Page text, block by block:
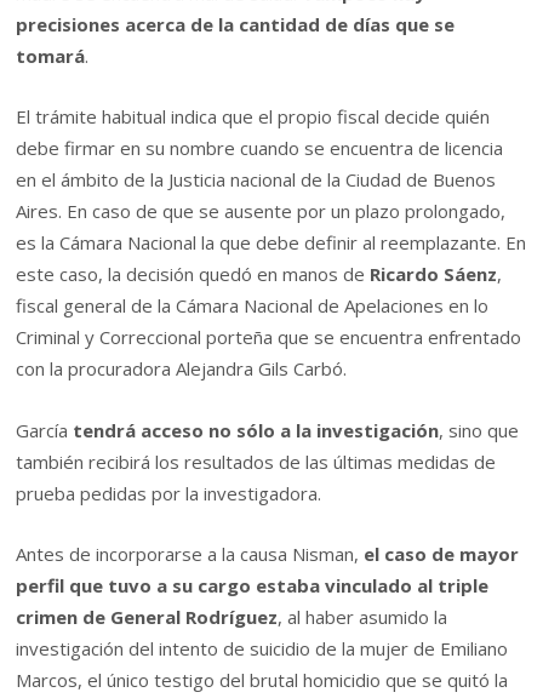
precisiones acerca de la cantidad de días que se
tomará.
El trámite habitual indica que el propio fiscal decide quién
debe firmar en su nombre cuando se encuentra de licencia
en el ámbito de la Justicia nacional de la Ciudad de Buenos
Aires. En caso de que se ausente por un plazo prolongado,
es la Cámara Nacional la que debe definir al reemplazante. En
este caso, la decisión quedó en manos de Ricardo Sáenz,
fiscal general de la Cámara Nacional de Apelaciones en lo
Criminal y Correccional porteña que se encuentra enfrentado
con la procuradora Alejandra Gils Carbó.
García tendrá acceso no sólo a la investigación, sino que
también recibirá los resultados de las últimas medidas de
prueba pedidas por la investigadora.
Antes de incorporarse a la causa Nisman, el caso de mayor
perfil que tuvo a su cargo estaba vinculado al triple
crimen de General Rodríguez, al haber asumido la
investigación del intento de suicidio de la mujer de Emiliano
Marcos, el único testigo del brutal homicidio que se quitó la